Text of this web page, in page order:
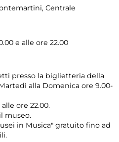
, Centrale
e alle ore 22.00
presso la biglietteria della
alla Domenica ore 9.00-
ore 22.00.
museo.
in Musica" gratuito fino ad